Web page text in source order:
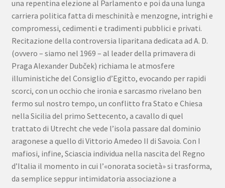
una repentina elezione al Parlamento e poi da una lunga
carriera politica fatta di meschinità e menzogne, intrighi e
compromessi, cedimenti e tradimenti pubblici e privati.
Recitazione della controversia liparitana dedicata ad A. D.
(ovvero – siamo nel 1969 – al leader della primavera di
Praga Alexander Dubček) richiama le atmosfere
illuministiche del Consiglio d’Egitto, evocando per rapidi
scorci, con un occhio che ironia e sarcasmo rivelano ben
fermo sul nostro tempo, un conflitto fra Stato e Chiesa
nella Sicilia del primo Settecento, a cavallo di quel
trattato di Utrecht che vede l’isola passare dal dominio
aragonese a quello di Vittorio Amedeo II di Savoia. Con I
mafiosi, infine, Sciascia individua nella nascita del Regno
d’Italia il momento in cui l’«onorata società» si trasforma,
da semplice seppur intimidatoria associazione a